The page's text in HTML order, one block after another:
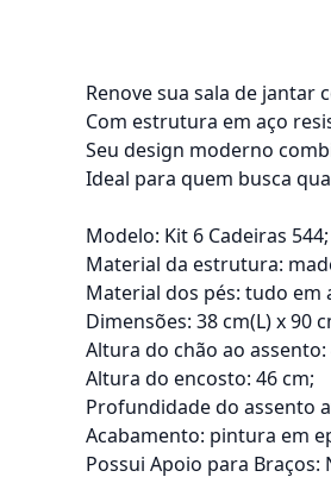
Renove sua sala de jantar
Com estrutura em aço
Seu design moderno
Ideal para quem busca
Modelo: Kit 6 Cadeiras 544;
Material da estrutura:
Material dos pés: tudo em
Dimensões: 38 cm(L) x 90
Altura do chão ao assento:
Altura do encosto: 46 cm;
Profundidade do assento
Acabamento: pintura em
Possui Apoio para Braços: